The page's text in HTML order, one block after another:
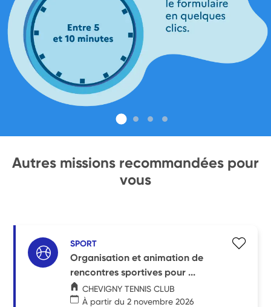
Autres missions recommandées pour
vous
SPORT
Organisation et animation de
rencontres sportives pour ...
CHEVIGNY TENNIS CLUB
À partir du 2 novembre 2026